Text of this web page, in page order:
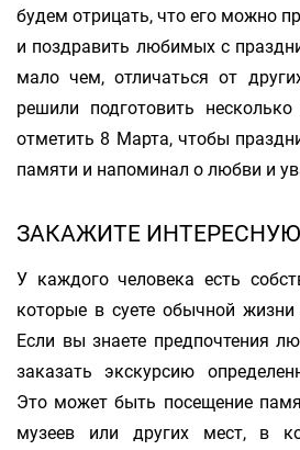
будем отрицать, что его можно
и поздравить любимых с
мало чем, отличаться от
решили подготовить
отметить 8 Марта, чтобы
памяти и напоминал о любви и
ЗАКАЖИТЕ
У каждого человека есть
которые в суете обычной
Если вы знаете предпочтения
заказать экскурсию
Это может быть посещение
музеев или других мест, в